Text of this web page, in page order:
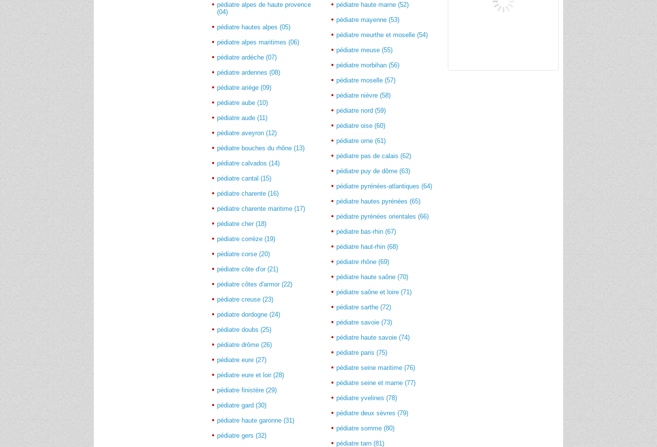
pédiatre alpes de haute provence
(04)
pédiatre hautes alpes (05)
pédiatre alpes maritimes (06)
pédiatre ardèche (07)
pédiatre ardennes (08)
pédiatre ariège (09)
pédiatre aube (10)
pédiatre aude (11)
pédiatre aveyron (12)
pédiatre bouches du rhône (13)
pédiatre calvados (14)
pédiatre cantal (15)
pédiatre charente (16)
pédiatre charente maritime (17)
pédiatre cher (18)
pédiatre corrèze (19)
pédiatre corse (20)
pédiatre côte d'or (21)
pédiatre côtes d'armor (22)
pédiatre creuse (23)
pédiatre dordogne (24)
pédiatre doubs (25)
pédiatre drôme (26)
pédiatre eure (27)
pédiatre eure et loir (28)
pédiatre finistère (29)
pédiatre gard (30)
pédiatre haute garonne (31)
pédiatre gers (32)
pédiatre haute marne (52)
pédiatre mayenne (53)
pédiatre meurthe et moselle (54)
pédiatre meuse (55)
pédiatre morbihan (56)
pédiatre moselle (57)
pédiatre nièvre (58)
pédiatre nord (59)
pédiatre oise (60)
pédiatre orne (61)
pédiatre pas de calais (62)
pédiatre puy de dôme (63)
pédiatre pyrénées-atlantiques (64)
pédiatre hautes pyrénées (65)
pédiatre pyrénées orientales (66)
pédiatre bas-rhin (67)
pédiatre haut-rhin (68)
pédiatre rhône (69)
pédiatre haute saône (70)
pédiatre saône et loire (71)
pédiatre sarthe (72)
pédiatre savoie (73)
pédiatre haute savoie (74)
pédiatre paris (75)
pédiatre seine maritime (76)
pédiatre seine et marne (77)
pédiatre yvelines (78)
pédiatre deux sèvres (79)
pédiatre somme (80)
pédiatre tarn (81)